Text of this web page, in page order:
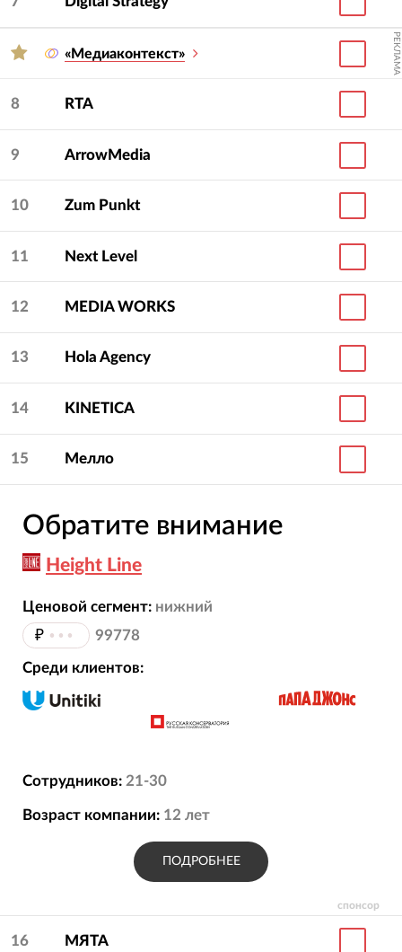
«Медиаконтекст» РЕКЛАМА
8 RTA
9 ArrowMedia
10 Zum Punkt
11 Next Level
12 MEDIA WORKS
13 Hola Agency
14 KINETICA
15 Мелло
спонсор
Обратите внимание
Height Line
Ценовой сегмент: нижний
₽ ••• 99778
Среди клиентов:
Сотрудников: 21-30
Возраст компании: 12 лет
ПОДРОБНЕЕ
16 МЯТА